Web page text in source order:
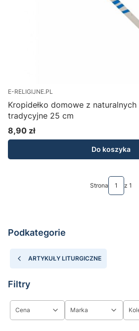
E-RELIGIJNE.PL
Kropidełko domowe z naturalnych
tradycyjne 25 cm
Cena
8,90 zł
Do koszyka
Strona z 1
Podkategorie
ARTYKUŁY LITURGICZNE
Filtry
Cena Marka